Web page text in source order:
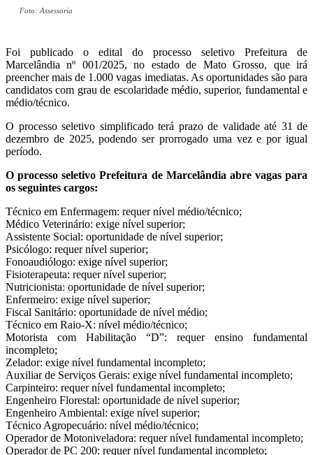
Foto: Assessoria
Foi publicado o edital do processo seletivo Prefeitura de
Marcelândia nº 001/2025, no estado de Mato Grosso, que irá
preencher mais de 1.000 vagas imediatas. As oportunidades são para
candidatos com grau de escolaridade médio, superior, fundamental e
médio/técnico.
O processo seletivo simplificado terá prazo de validade até 31 de
dezembro de 2025, podendo ser prorrogado uma vez e por igual
período.
O processo seletivo Prefeitura de Marcelândia abre vagas para
os seguintes cargos:
Técnico em Enfermagem: requer nível médio/técnico;
Médico Veterinário: exige nível superior;
Assistente Social: oportunidade de nível superior;
Psicólogo: requer nível superior;
Fonoaudiólogo: exige nível superior;
Fisioterapeuta: requer nível superior;
Nutricionista: oportunidade de nível superior;
Enfermeiro: exige nível superior;
Fiscal Sanitário: oportunidade de nível médio;
Técnico em Raio-X: nível médio/técnico;
Motorista com Habilitação “D”: requer ensino fundamental
incompleto;
Zelador: exige nível fundamental incompleto;
Auxiliar de Serviços Gerais: exige nível fundamental incompleto;
Carpinteiro: requer nível fundamental incompleto;
Engenheiro Florestal: oportunidade de nível superior;
Engenheiro Ambiental: exige nível superior;
Técnico Agropecuário: nível médio/técnico;
Operador de Motoniveladora: requer nível fundamental incompleto;
Operador de PC 200: requer nível fundamental incompleto;